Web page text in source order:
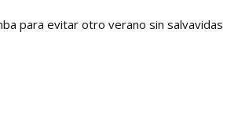
para evitar otro verano sin salvavidas